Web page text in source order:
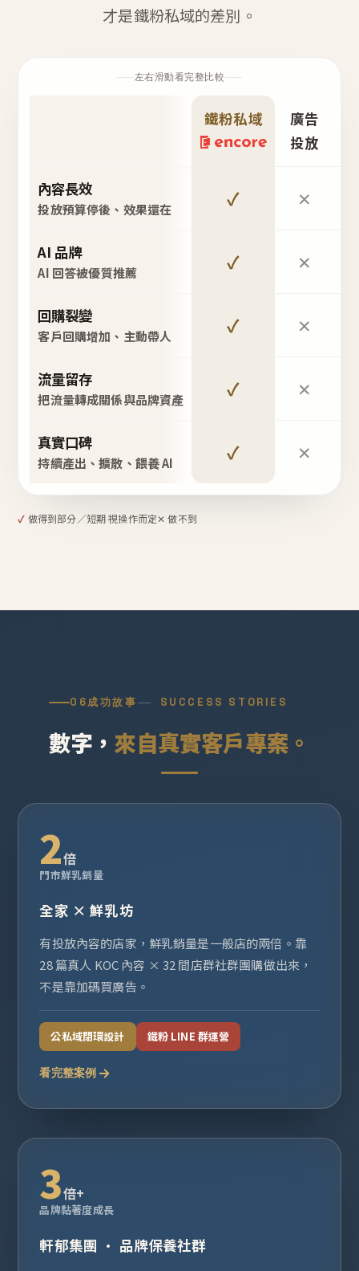
才是鐵粉私域的差別。
左右滑動看完整比較
鐵粉私域
廣告
投放
內容長效
投放預算停後、效果還在 ✓ ✕
AI 品牌
AI 回答被優質推薦 ✓ ✕
回購裂變
客戶回購增加、主動帶人 ✓ ✕
流量留存
把流量轉成關係與品牌資產 ✓ ✕
真實口碑
持續產出、擴散、餵養 AI ✓ ✕
✓ 做得到部分／短期 視操作而定✕ 做不到
06成功故事 SUCCESS STORIES
數字， 來自真實客戶專案。
2倍
門市鮮乳銷量
全家 × 鮮乳坊
有投放內容的店家，鮮乳銷量是一般店的兩倍。靠
28 篇真人 KOC 內容 × 32 間店群社群團購做出來，
不是靠加碼買廣告。
公私域閉環設計 鐵粉 LINE 群運營
看完整案例
3倍+
品牌黏著度成長
軒郁集團 · 品牌保養社群